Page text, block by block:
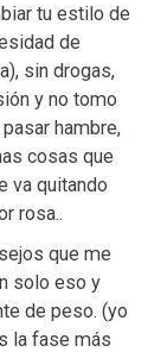
tu estilo de
de
sin drogas,
y no tomo
hambre,
cosas que
va quitando
rosa..
que me
solo eso y
de peso. (yo
la fase más